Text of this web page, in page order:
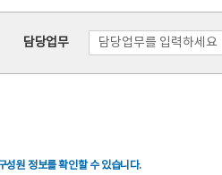
담당업무
성원 정보를 확인할 수 있습니다.